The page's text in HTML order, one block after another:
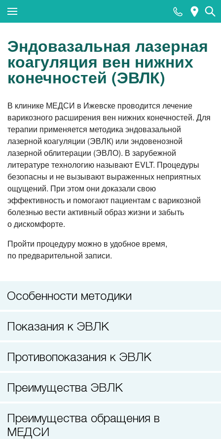
Популярные запросы
МРТ
КТ
Ультразвуковая диагностика (УЗИ)
Лабораторные исследования
Прием хирурга
Прием стоматолога
Тесты на COVID-19 (антиген к SARS-CoV-2)
методом ПЦР
Эндовазальная лазерная
коагуляция вен нижних
конечностей (ЭВЛК)
В клинике МЕДСИ в Ижевске проводится лечение
варикозного расширения вен нижних конечностей. Для
терапии применяется методика эндовазальной
лазерной коагуляции (ЭВЛК) или эндовенозной
лазерной облитерации (ЭВЛО). В зарубежной
литературе технологию называют EVLT. Процедуры
безопасны и не вызывают выраженных неприятных
ощущений. При этом они доказали свою
эффективность и помогают пациентам с варикозной
болезнью вести активный образ жизни и забыть
о дискомфорте.
Пройти процедуру можно в удобное время,
по предварительной записи.
Особенности методики
Показания к ЭВЛК
Противопоказания к ЭВЛК
Преимущества ЭВЛК
Преимущества обращения в
МЕДСИ